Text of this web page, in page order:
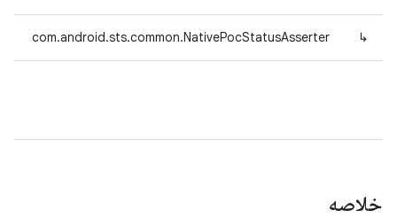
↳
com.android.sts.common.NativePocStatusAsserter
خلاصه